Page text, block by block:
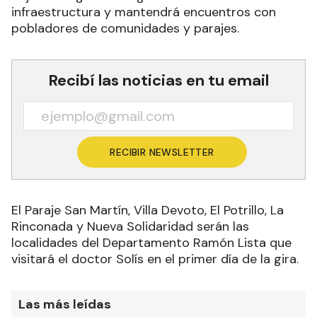
infraestructura y mantendrá encuentros con
pobladores de comunidades y parajes.
Recibí las noticias en tu email
RECIBIR NEWSLETTER
El Paraje San Martín, Villa Devoto, El Potrillo, La
Rinconada y Nueva Solidaridad serán las
localidades del Departamento Ramón Lista que
visitará el doctor Solís en el primer día de la gira.
Las más leídas